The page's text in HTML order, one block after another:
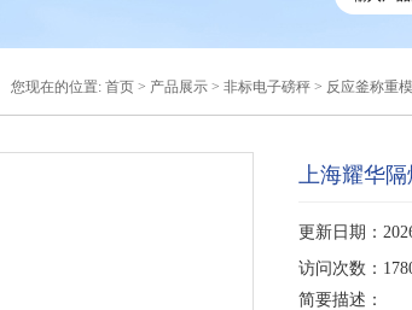
您现在的位置: 首页 > 产品展示 > 非标电子磅秤 > 反应釜称重
上海耀华
更新日期：
访问次数：
简要描述：